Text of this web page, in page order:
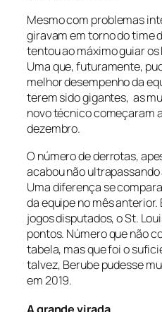
Mesmo com problemas
giravam em torno do time
tentou ao máximo guiar
Uma que, futuramente,
melhor desempenho da
terem sido gigantes, as
novo técnico começaram
dezembro.
O número de derrotas,
acabou não
Uma diferença se
da equipe no mês anterior.
jogos disputados, o St.
pontos. Número que não
tabela, mas que foi o
talvez, Berube pudesse
em 2019.